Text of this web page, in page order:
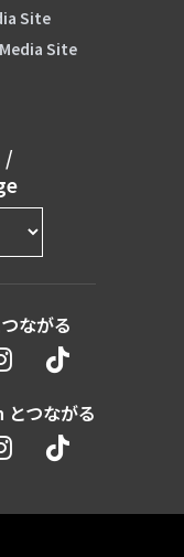
Site
Site
/
ながる
つながる